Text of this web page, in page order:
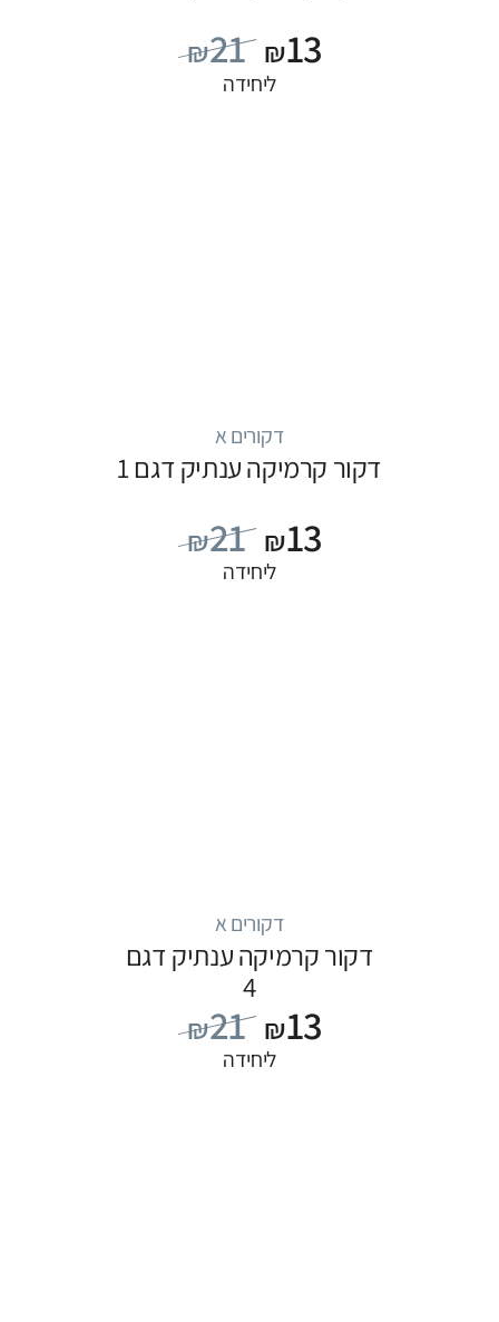
₪21 ₪13
ליחידה
דקורים א
דקור קרמיקה ענתיק דגם 1
₪21 ₪13
ליחידה
דקורים א
דקור קרמיקה ענתיק דגם
4
₪21 ₪13
ליחידה